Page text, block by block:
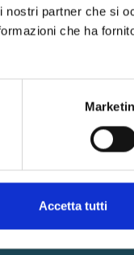
nostri partner che si
che ha
Accetta tutti
Regolamento UE